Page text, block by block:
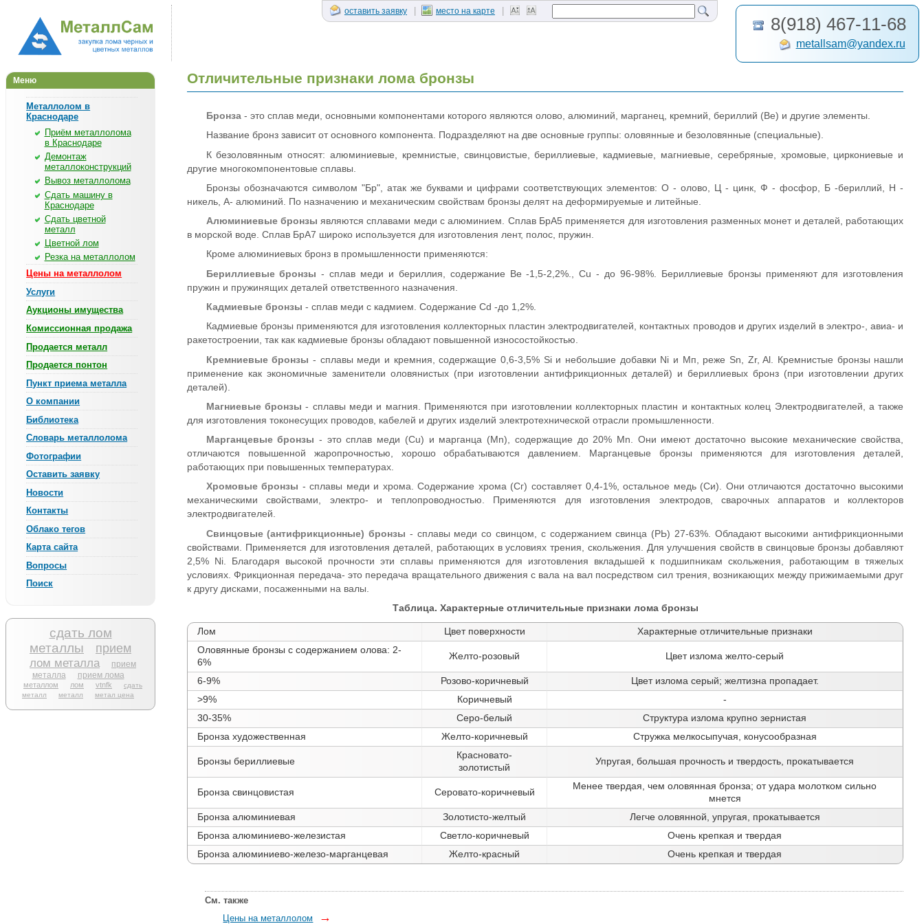
8(918) 467-11-68
metallsam@yandex.ru
оставить заявку место на карте
Меню
Металлолом в
Краснодаре
Приём металлолома
в Краснодаре
Демонтаж
металлоконструкций
Вывоз металлолома
Сдать машину в
Краснодаре
Сдать цветной
металл
Цветной лом
Резка на металлолом
Цены на металлолом
Услуги
Аукционы имущества
Комиссионная продажа
Продается металл
Продается понтон
Пункт приема металла
О компании
Библиотека
Словарь металлолома
Фотографии
Оставить заявку
Новости
Контакты
Облако тегов
Карта сайта
Вопросы
Поиск
сдать лом
металлы
прием
лом металла
прием
металла
прием лома
металлом лом vtnfk
сдать
металл
металл метал цена
Отличительные признаки лома бронзы
Бронза- это сплав меди, основными компонентами которого являются олово, алюминий, марганец, кремний, бериллий (Be) и другие элементы.
Название бронз зависит от основного компонента. Подразделяют на две основные группы: оловянные и безоловянные (специальные).
К безоловянным относят: алюминиевые, кремнистые, свинцовистые, бериллиевые, кадмиевые, магниевые, серебряные, хромовые, циркониевые и
другие многокомпонентовые сплавы.
Бронзы обозначаются символом "Бр", атак же буквами и цифрами соответствующих элементов: О - олово, Ц - цинк, Ф - фосфор, Б -бериллий, Н -
никель, А- алюминий. По назначению и механическим свойствам бронзы делят на деформируемые и литейные.
Алюминиевые бронзы являются сплавами меди с алюминием. Сплав БрА5 применяется для изготовления разменных монет и деталей, работающих
в морской воде. Сплав БрА7 широко используется для изготовления лент, полос, пружин.
Кроме алюминиевых бронз в промышленности применяются:
Бериллиевые бронзы - сплав меди и бериллия, содержание Be -1,5-2,2%., Сu - до 96-98%. Бериллиевые бронзы применяют для изготовления
пружин и пружинящих деталей ответственного назначения.
Кадмиевые бронзы - сплав меди с кадмием. Содержание Cd -до 1,2%.
Кадмиевые бронзы применяются для изготовления коллекторных пластин электродвигателей, контактных проводов и других изделий в электро-, авиа- и
ракетостроении, так как кадмиевые бронзы обладают повышенной износостойкостью.
Кремниевые бронзы - сплавы меди и кремния, содержащие 0,6-3,5% Si и небольшие добавки Ni и Мп, реже Sn, Zr, Al. Кремнистые бронзы нашли
применение как экономичные заменители оловянистых (при изготовлении антифрикционных деталей) и бериллиевых бронз (при изготовлении других
деталей).
Магниевые бронзы - сплавы меди и магния. Применяются при изготовлении коллекторных пластин и контактных колец Электродвигателей, а также
для изготовления токонесущих проводов, кабелей и других изделий электротехнической отрасли промышленности.
Марганцевые бронзы - это сплав меди (Сu) и марганца (Мn), содержащие до 20% Мn. Они имеют достаточно высокие механические свойства,
отличаются повышенной жаропрочностью, хорошо обрабатываются давлением. Марганцевые бронзы применяются для изготовления деталей,
работающих при повышенных температурах.
Хромовые бронзы - сплавы меди и хрома. Содержание хрома (Сг) составляет 0,4-1%, остальное медь (Си). Они отличаются достаточно высокими
механическими свойствами, электро- и теплопроводностью. Применяются для изготовления электродов, сварочных аппаратов и коллекторов
электродвигателей.
Свинцовые (антифрикционные) бронзы - сплавы меди со свинцом, с содержанием свинца (РЬ) 27-63%. Обладают высокими антифрикционными
свойствами. Применяется для изготовления деталей, работающих в условиях трения, скольжения. Для улучшения свойств в свинцовые бронзы добавляют
2,5% Ni. Благодаря высокой прочности эти сплавы применяются для изготовления вкладышей к подшипникам скольжения, работающим в тяжелых
условиях. Фрикционная передача- это передача вращательного движения с вала на вал посредством сил трения, возникающих между прижимаемыми друг
к другу дисками, посаженными на валы.
Таблица. Характерные отличительные признаки лома бронзы
Лом Цвет поверхности
Характерные отличительные признаки
Оловянные бронзы с содержанием олова: 2-
6%
Желто-розовый Цвет излома желто-серый
6-9% Розово-коричневый
Цвет излома серый; желтизна пропадает.
>9%
Коричневый
-
30-35%
Серо-белый
Структура излома крупно зернистая
Бронза художественная
Желто-коричневый Стружка мелкосыпучая, конусообразная
Бронзы бериллиевые
Красновато-
золотистый
Упругая, большая прочность и твердость, прокатывается
Бронза свинцовистая Серовато-коричневый
Менее твердая, чем оловянная бронза; от удара молотком сильно
мнется
Бронза алюминиевая
Золотисто-желтый
Легче оловянной, упругая, прокатывается
Бронза алюминиево-железистая
Светло-коричневый
Очень крепкая и твердая
Бронза алюминиево-железо-марганцевая
Желто-красный Очень крепкая и твердая
См. также
Цены на металлолом
→